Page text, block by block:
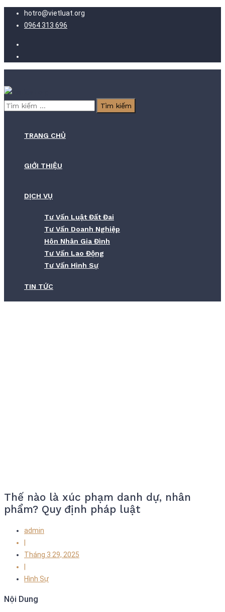
hotro@vietluat.org
0964 313 696
Tìm
TRANG CHỦ
GIỚI THIỆU
DỊCH VỤ
Tư Vấn Luật Đất Đai
Tư Vấn Doanh Nghiệp
Hôn Nhân Gia Đình
Tư Vấn Lao Động
Tư Vấn Hình Sự
TIN TỨC
Thế nào là xúc phạm danh dự, nhân
phẩm? Quy định pháp luật
admin
Tháng 3 29, 2025
Hình Sự
Nội Dung